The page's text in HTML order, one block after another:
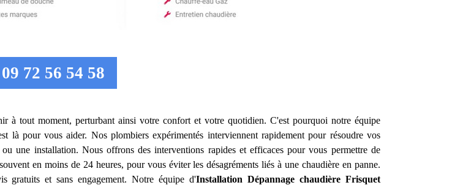
72 56 54 58
à tout moment, perturbant ainsi votre confort et votre quotidien. C'est pourquoi notre équipe
là pour vous aider. Nos plombiers expérimentés interviennent rapidement pour résoudre vos
une installation. Nous offrons des interventions rapides et efficaces pour vous permettre de
en moins de 24 heures, pour vous éviter les désagréments liés à une chaudière en panne.
gratuits et sans engagement. Notre équipe d'Installation Dépannage chaudière Frisquet